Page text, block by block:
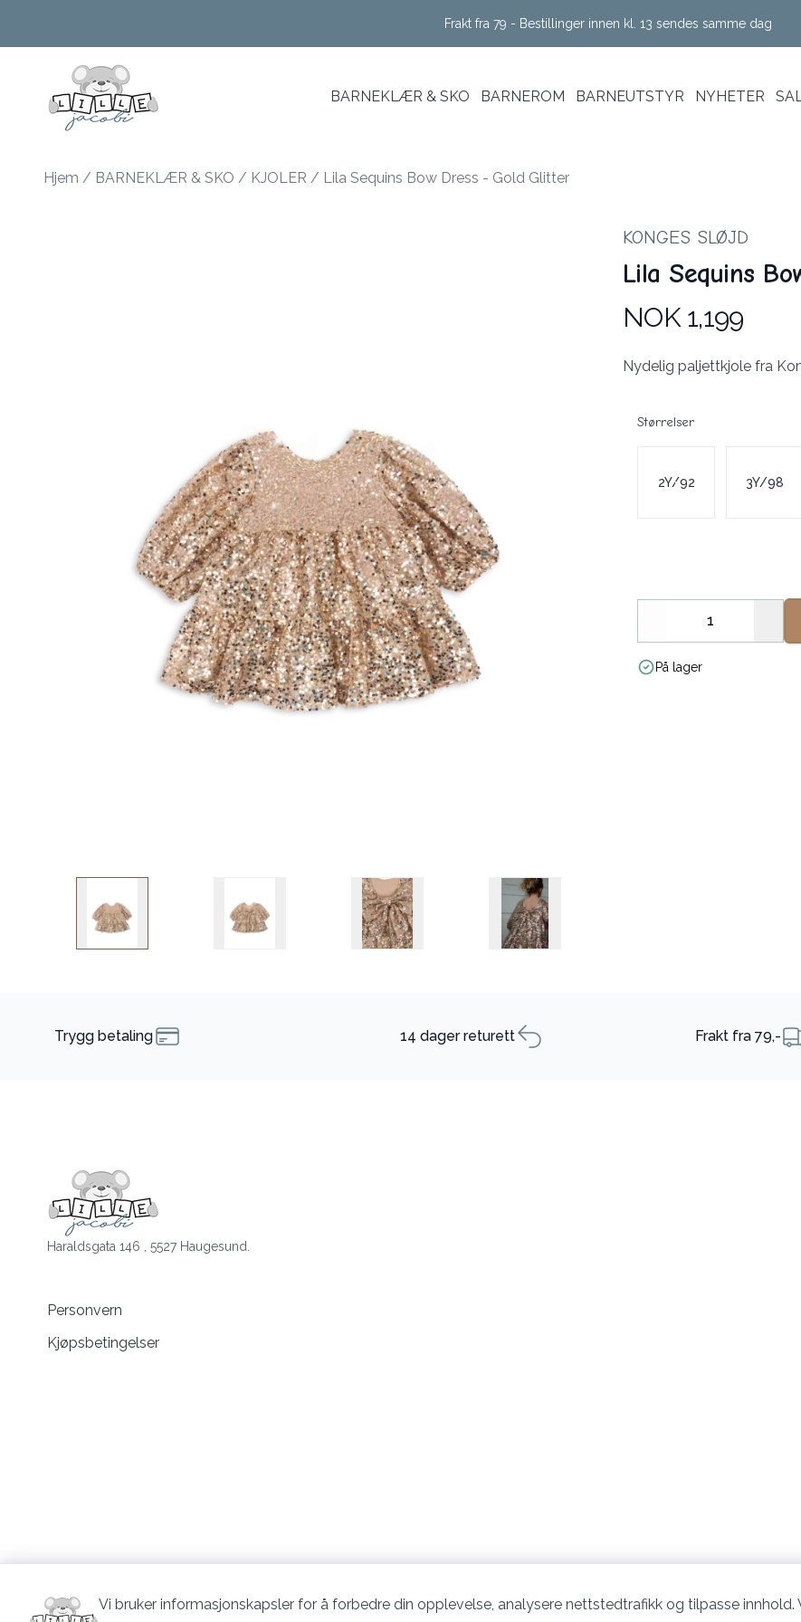
Frakt fra 79 - Bestillinger innen kl. 13 sendes samme dag
BARNEKLÆR & SKO BARNEROM BARNEUTSTYR NYHETER
Hjem / BARNEKLÆR & SKO / KJOLER / Lila Sequins Bow Dress - Gold Glitter
KONGES SLØJD
Lila Sequins
Produktdetaljer
NOK 1,199
Description
Nydelig paljettkjole fra
Størrelser
Velg en Størrelser
2Y/92 3Y/98
Decrease
På lager
Trygg betaling 14 dager returett Frakt fra 79,-
Haraldsgata 146 , 5527 Haugesund.
Personvern
Kjøpsbetingelser
Vi bruker informasjonskapsler for å forbedre din opplevelse, analysere nettstedtrafikk og tilpasse innhold.